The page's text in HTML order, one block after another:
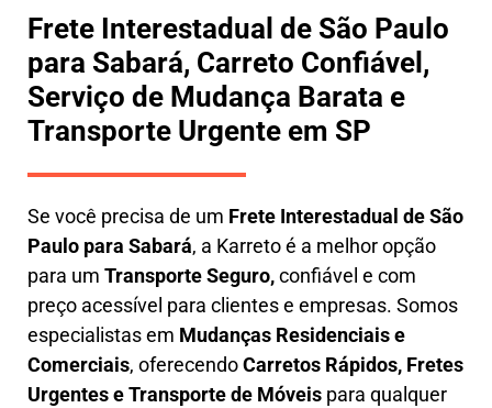
Frete Interestadual de São Paulo
para Sabará, Carreto Confiável,
Serviço de Mudança Barata e
Transporte Urgente em SP
Se você precisa de um Frete Interestadual de São
Paulo para Sabará, a Karreto é a melhor opção
para um Transporte Seguro,confiável e com
preço acessível para clientes e empresas. Somos
especialistas em Mudanças Residenciais e
Comerciais, oferecendoCarretos Rápidos, Fretes
Urgentes e Transporte de Móveis para qualquer